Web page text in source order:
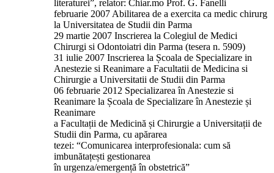
literaturei”, relator: Chiar.mo Prof. G. Fanelli
februarie 2007 Abilitarea de a exercita ca medic chirurg
la Universitatea de Studii din Parma
29 martie 2007 Inscrierea la Colegiul de Medici
Chirurgi si Odontoiatri din Parma (tesera n. 5909)
31 iulie 2007 Inscrierea la Școala de Specializare in
Anestezie si Reanimare a Facultatii de Medicina si
Chirurgie a Universitatii de Studii din Parma
06 februarie 2012 Specializarea în Anestezie si
Reanimare la Școala de Specializare în Anestezie și
Reanimare
a Facultații de Medicină și Chirurgie a Universitații de
Studii din Parma, cu apărarea
tezei: “Comunicarea interprofesionala: cum să
imbunătațești gestionarea
în urgenza/emergență în obstetrică”